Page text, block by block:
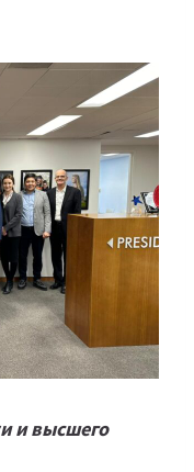
и высшего